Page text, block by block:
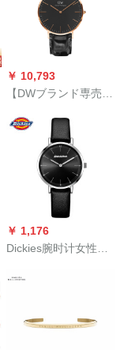
￥ 10,793
【DWブランド専売】
ダニエルウェリント
ン金縁ベルト超薄型
男性クウォーツ腕時
計DW 0010029
￥ 1,176
Dickies腕时计女性フ
F 60 LYX CL-43 L 1-